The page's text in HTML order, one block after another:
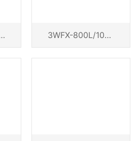
3WFX-800L/1000
L